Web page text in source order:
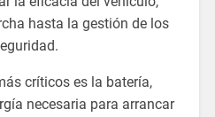
hasta la gestión de los
críticos es la batería,
necesaria para arrancar